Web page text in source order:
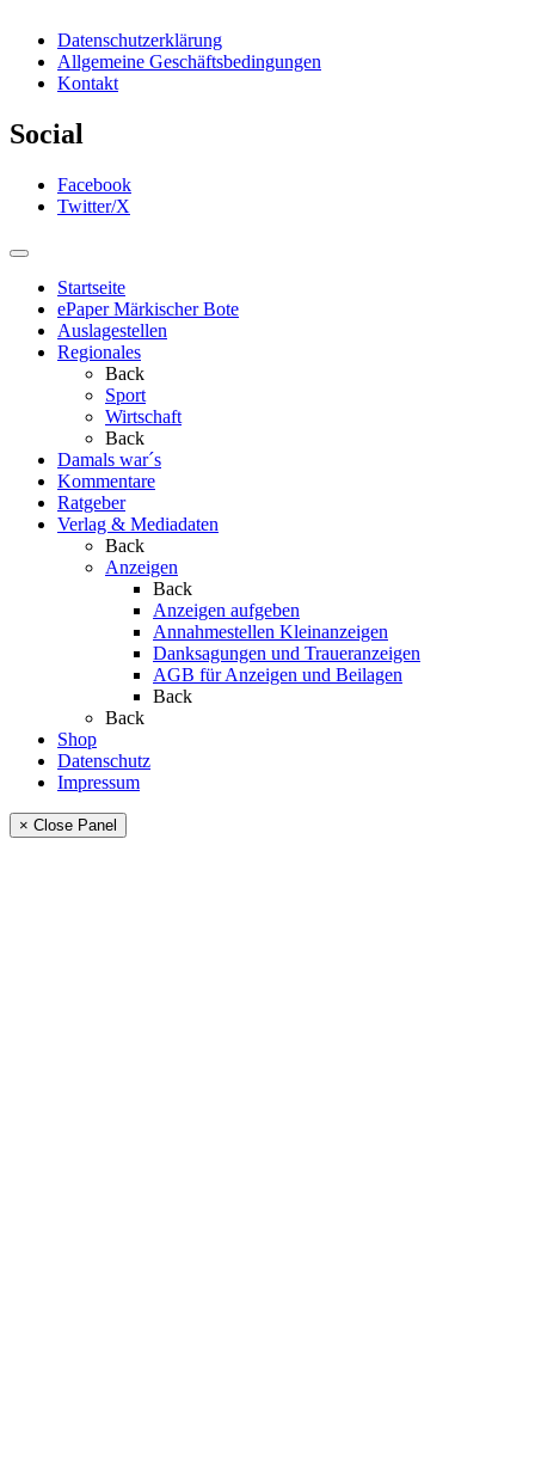
Datenschutzerklärung
Allgemeine Geschäftsbedingungen
Kontakt
Social
Facebook
Twitter/X
Startseite
ePaper Märkischer Bote
Auslagestellen
Regionales
Back
Sport
Wirtschaft
Back
Damals war´s
Kommentare
Ratgeber
Verlag & Mediadaten
Back
Anzeigen
Back
Anzeigen aufgeben
Annahmestellen Kleinanzeigen
Danksagungen und Traueranzeigen
AGB für Anzeigen und Beilagen
Back
Back
Shop
Datenschutz
Impressum
× Close Panel